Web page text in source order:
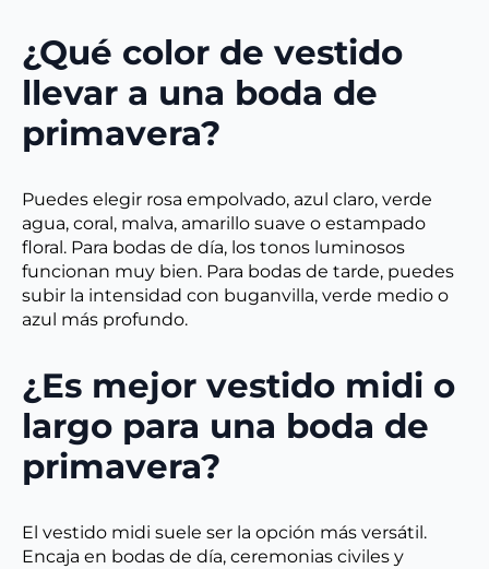
¿Qué color de vestido
llevar a una boda de
primavera?
Puedes elegir rosa empolvado, azul claro, verde
agua, coral, malva, amarillo suave o estampado
floral. Para bodas de día, los tonos luminosos
funcionan muy bien. Para bodas de tarde, puedes
subir la intensidad con buganvilla, verde medio o
azul más profundo.
¿Es mejor vestido midi o
largo para una boda de
primavera?
El vestido midi suele ser la opción más versátil.
Encaja en bodas de día, ceremonias civiles y